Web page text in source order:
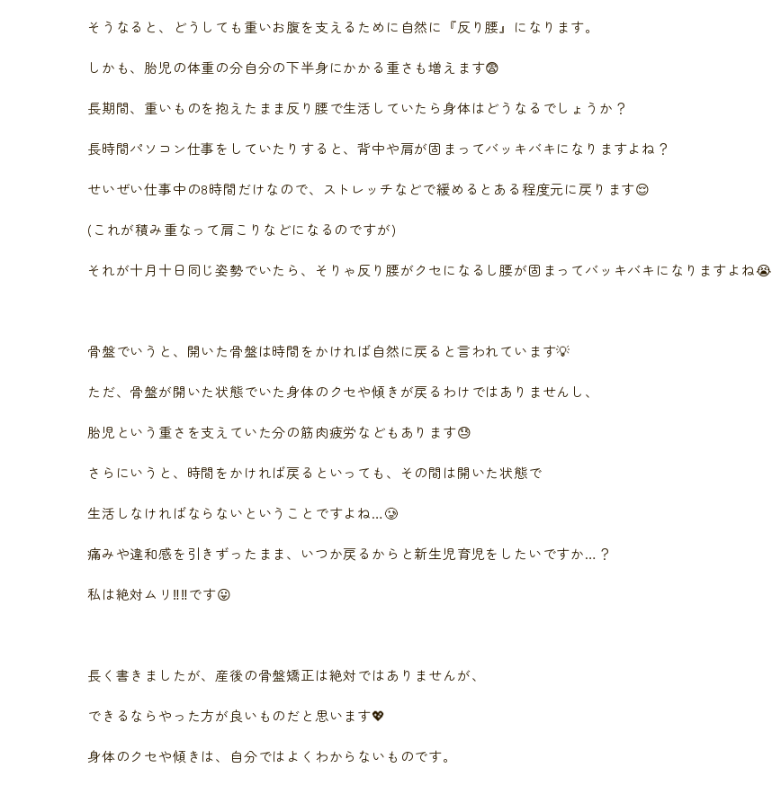
そうなると、どうしても重いお腹を支えるために自然に『反り腰』になります。
しかも、胎児の体重の分自分の下半身にかかる重さも増えます😨
長期間、重いものを抱えたまま反り腰で生活していたら身体はどうなるでしょうか？
長時間パソコン仕事をしていたりすると、背中や肩が固まってバッキバキになりますよね？
せいぜい仕事中の8時間だけなので、ストレッチなどで緩めるとある程度元に戻ります😌
(これが積み重なって肩こりなどになるのですが)
それが十月十日同じ姿勢でいたら、そりゃ反り腰がクセになるし腰が固まってバッキバキになりますよね😭
骨盤でいうと、開いた骨盤は時間をかければ自然に戻ると言われています💡
ただ、骨盤が開いた状態でいた身体のクセや傾きが戻るわけではありませんし、
胎児という重さを支えていた分の筋肉疲労などもあります😓
さらにいうと、時間をかければ戻るといっても、その間は開いた状態で
生活しなければならないということですよね…🥲
痛みや違和感を引きずったまま、いつか戻るからと新生児育児をしたいですか…？
私は絶対ムリ‼️‼️です😛
長く書きましたが、産後の骨盤矯正は絶対ではありませんが、
できるならやった方が良いものだと思います💖
身体のクセや傾きは、自分ではよくわからないものです。